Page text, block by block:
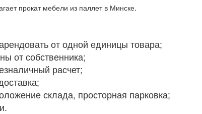
прокат мебели из паллет в Минске.
от одной единицы товара;
от собственника;
расчет;
склада, просторная парковка;